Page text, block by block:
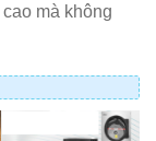
mà không